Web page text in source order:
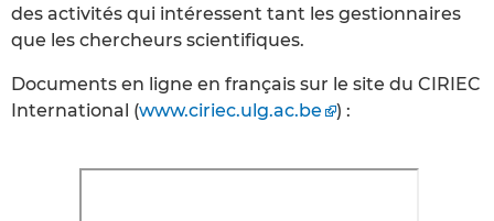
des activités qui intéressent tant les gestionnaires
que les chercheurs scientifiques.
Documents en ligne en français sur le site du CIRIEC
International (www.ciriec.ulg.ac.be ) :